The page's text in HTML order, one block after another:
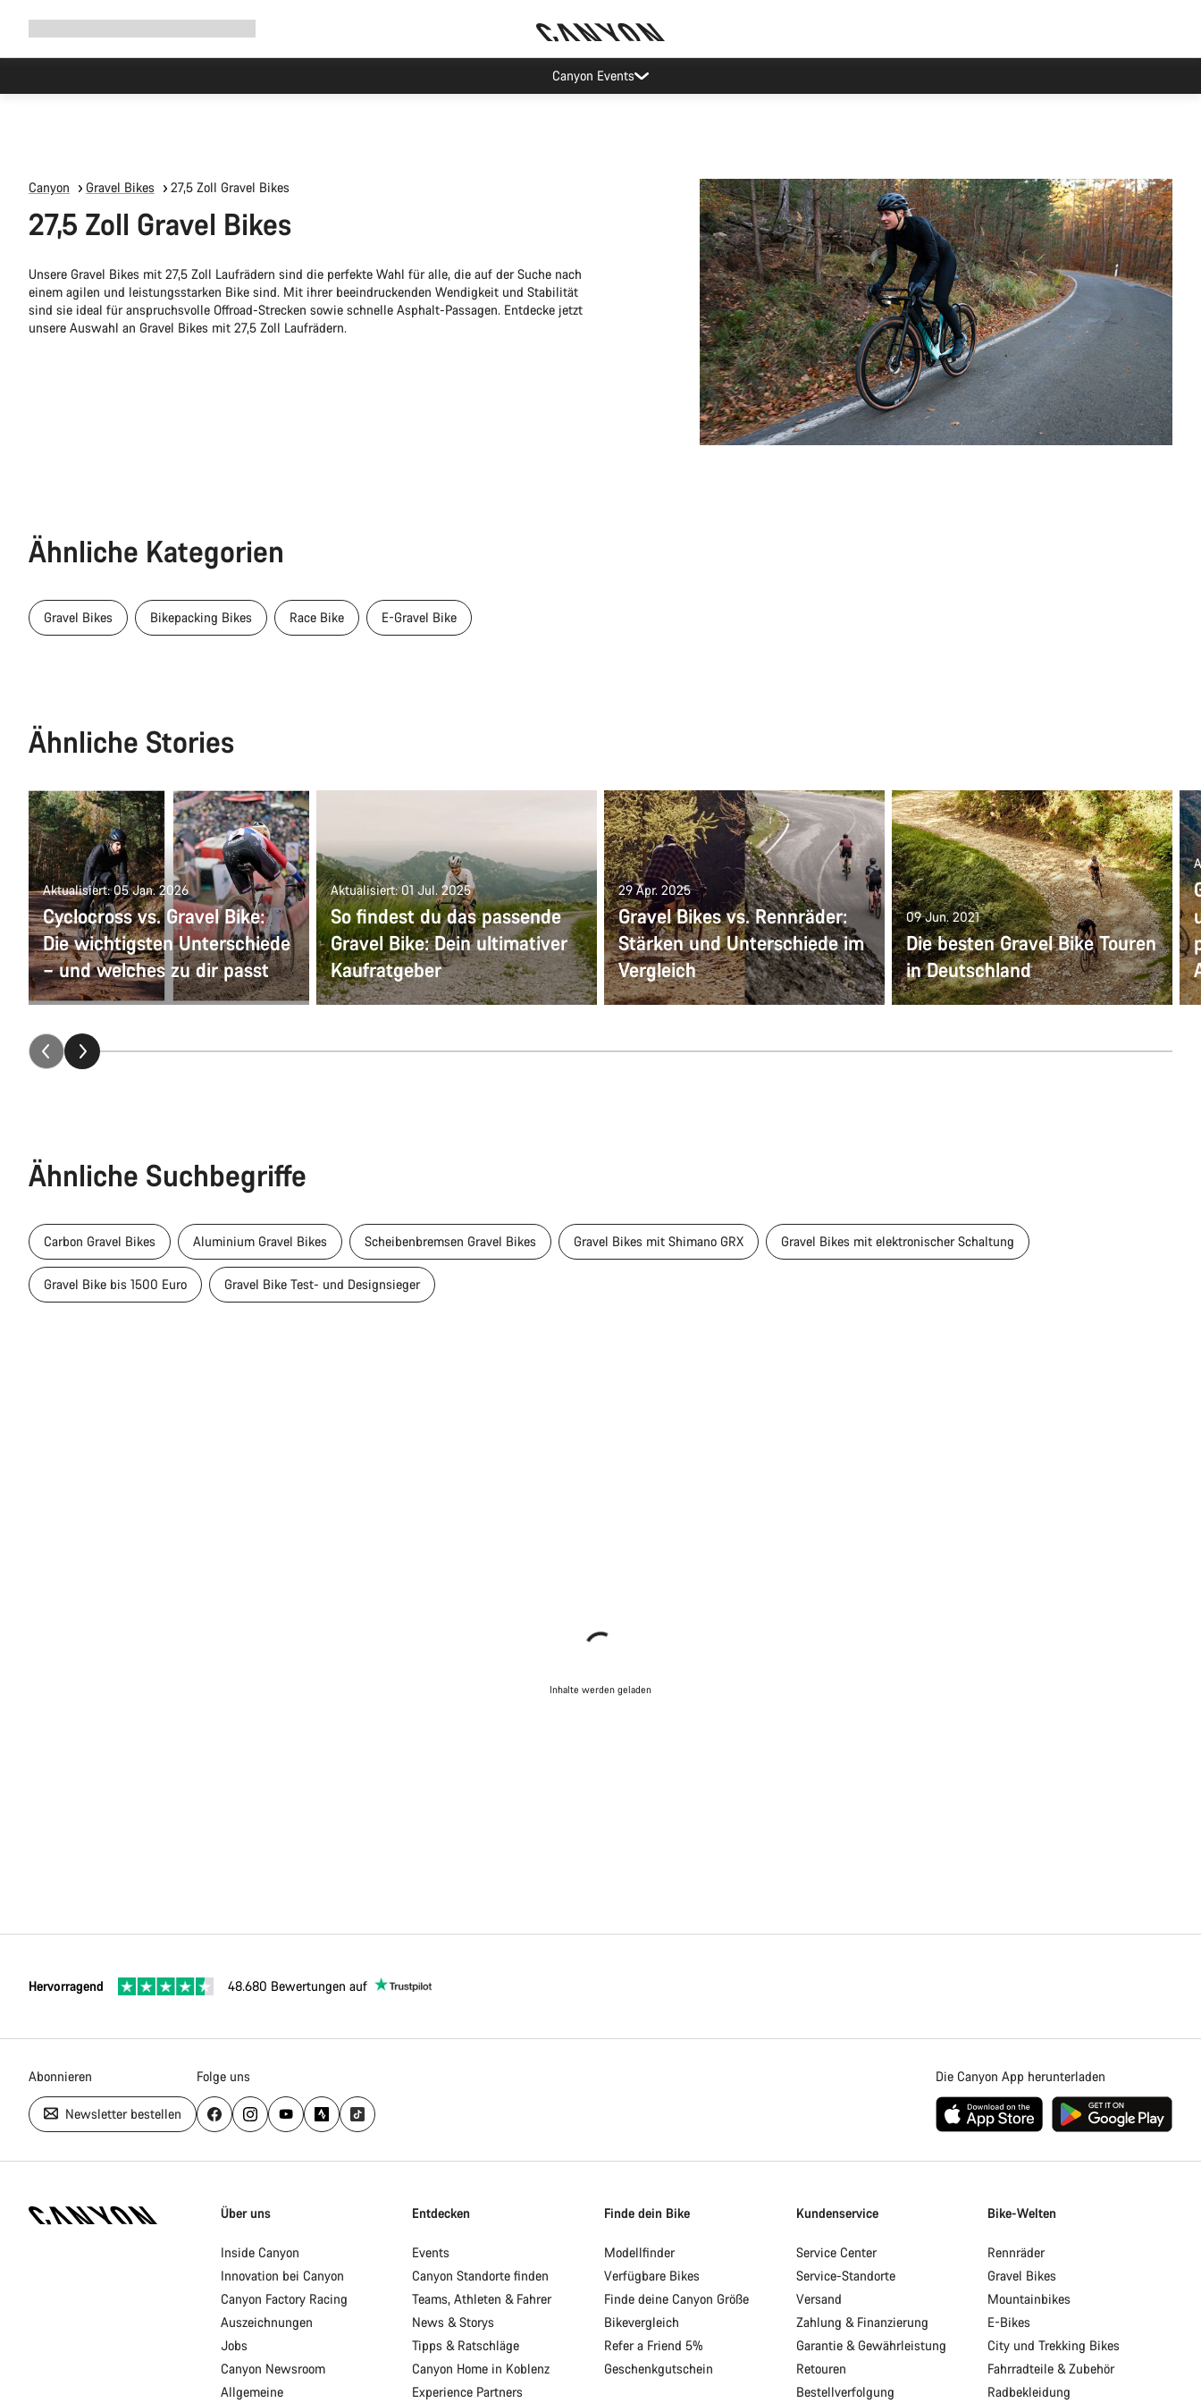
Canyon Events
Canyon Gravel Bikes 27,5 Zoll Gravel Bikes
27,5 Zoll Gravel Bikes
Unsere Gravel Bikes mit 27,5 Zoll Laufrädern sind die perfekte Wahl für alle, die auf der Suche nach
einem agilen und leistungsstarken Bike sind. Mit ihrer beeindruckenden Wendigkeit und Stabilität
sind sie ideal für anspruchsvolle Offroad-Strecken sowie schnelle Asphalt-Passagen. Entdecke jetzt
unsere Auswahl an Gravel Bikes mit 27,5 Zoll Laufrädern.
Ähnliche Kategorien
Gravel Bikes Bikepacking Bikes Race Bike E-Gravel Bike
Ähnliche Stories
Aktualisiert: 05 Jan. 2026
Cyclocross vs. Gravel Bike:
Die wichtigsten Unterschiede
– und welches zu dir passt
Aktualisiert: 01 Jul. 2025
So findest du das passende
Gravel Bike: Dein ultimativer
Kaufratgeber
29 Apr. 2025
Gravel Bikes vs. Rennräder:
Stärken und Unterschiede im
Vergleich
09 Jun. 2021
Die besten Gravel Bike Touren
in Deutschland
Ähnliche Suchbegriffe
Carbon Gravel Bikes Aluminium Gravel Bikes Scheibenbremsen Gravel Bikes Gravel Bikes mit Shimano GRX Gravel Bikes mit elektronischer Schaltung
Gravel Bike bis 1500 Euro Gravel Bike Test- und Designsieger
Inhalte werden geladen
Hervorragend 48.680 Bewertungen auf
Abonnieren
Newsletter bestellen
Folge uns Die Canyon App herunterladen
Homepage
Über uns
Inside Canyon
Innovation bei Canyon
Canyon Factory Racing
Auszeichnungen
Jobs
Canyon Newsroom
Allgemeine
Entdecken
Events
Canyon Standorte finden
Teams, Athleten & Fahrer
News & Storys
Tipps & Ratschläge
Canyon Home in Koblenz
Experience Partners
Finde dein Bike
Modellfinder
Verfügbare Bikes
Finde deine Canyon Größe
Bikevergleich
Refer a Friend 5%
Geschenkgutschein
Kundenservice
Service Center
Service-Standorte
Versand
Zahlung & Finanzierung
Garantie & Gewährleistung
Retouren
Bestellverfolgung
Bike-Welten
Rennräder
Gravel Bikes
Mountainbikes
E-Bikes
City und Trekking Bikes
Fahrradteile & Zubehör
Radbekleidung